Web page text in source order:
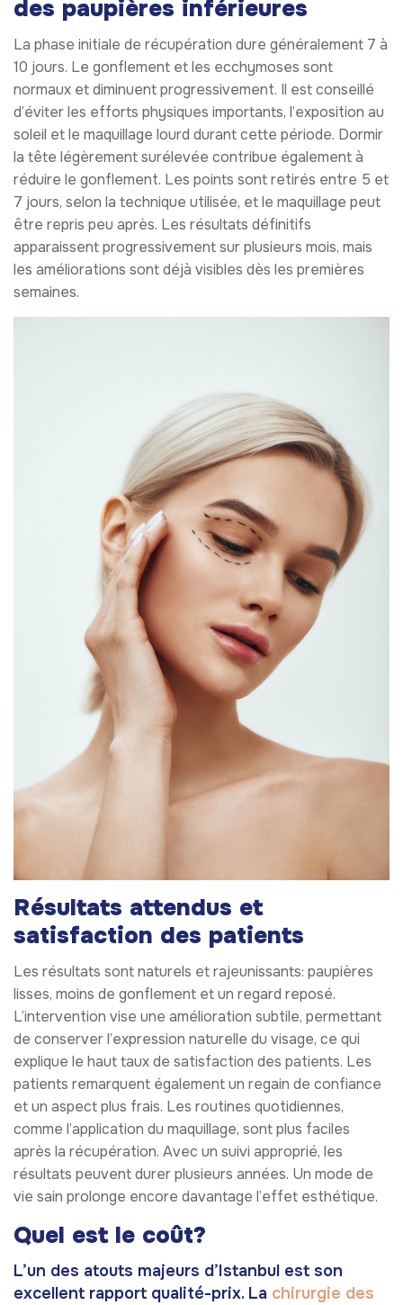
des paupières inférieures
La phase initiale de récupération dure généralement 7 à
10 jours. Le gonflement et les ecchymoses sont
normaux et diminuent progressivement. Il est conseillé
d’éviter les efforts physiques importants, l’exposition au
soleil et le maquillage lourd durant cette période. Dormir
la tête légèrement surélevée contribue également à
réduire le gonflement. Les points sont retirés entre 5 et
7 jours, selon la technique utilisée, et le maquillage peut
être repris peu après. Les résultats définitifs
apparaissent progressivement sur plusieurs mois, mais
les améliorations sont déjà visibles dès les premières
semaines.
Résultats attendus et
satisfaction des patients
Les résultats sont naturels et rajeunissants: paupières
lisses, moins de gonflement et un regard reposé.
L’intervention vise une amélioration subtile, permettant
de conserver l’expression naturelle du visage, ce qui
explique le haut taux de satisfaction des patients. Les
patients remarquent également un regain de confiance
et un aspect plus frais. Les routines quotidiennes,
comme l’application du maquillage, sont plus faciles
après la récupération. Avec un suivi approprié, les
résultats peuvent durer plusieurs années. Un mode de
vie sain prolonge encore davantage l’effet esthétique.
Quel est le coût?
L’un des atouts majeurs d’Istanbul est son
excellent rapport qualité-prix. La chirurgie des